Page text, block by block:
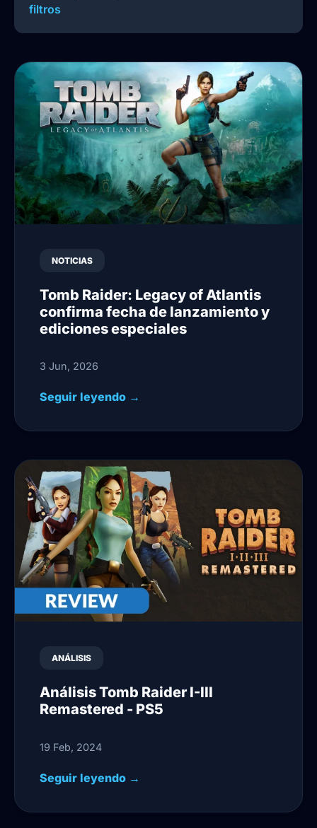
filtros
NOTICIAS
Tomb Raider: Legacy of Atlantis
confirma fecha de lanzamiento y
ediciones especiales
3 Jun, 2026
Seguir leyendo →
ANÁLISIS
Análisis Tomb Raider I-III
Remastered - PS5
19 Feb, 2024
Seguir leyendo →